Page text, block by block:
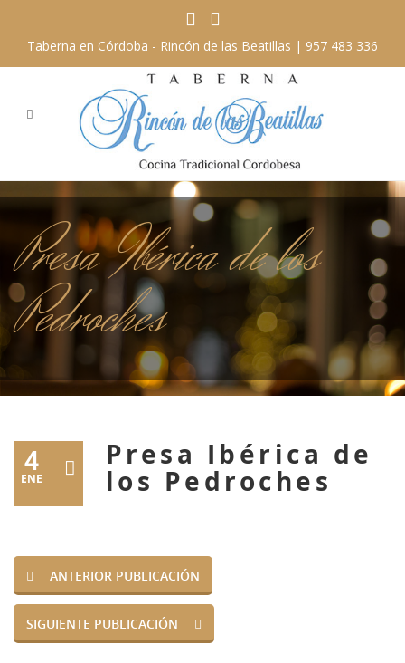
Taberna en Córdoba - Rincón de las Beatillas | 957 483 336
Presa Ibérica de los
Pedroches
4
ENE
Presa Ibérica de
los Pedroches
ANTERIOR PUBLICACIÓN
SIGUIENTE PUBLICACIÓN